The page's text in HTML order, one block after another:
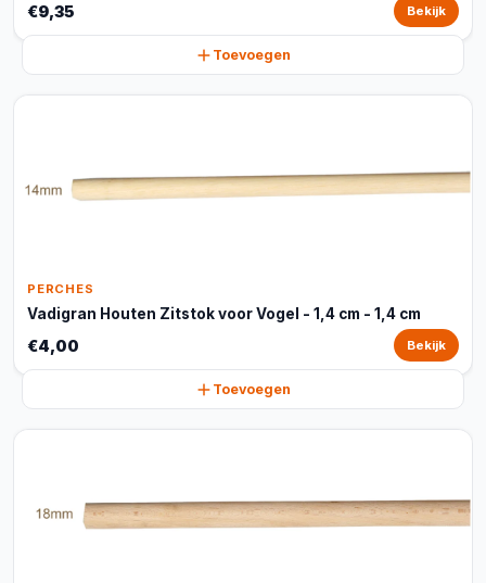
€9,35 Bekijk
Toevoegen
PERCHES
Vadigran Houten Zitstok voor Vogel - 1,4 cm - 1,4 cm
€4,00 Bekijk
Toevoegen